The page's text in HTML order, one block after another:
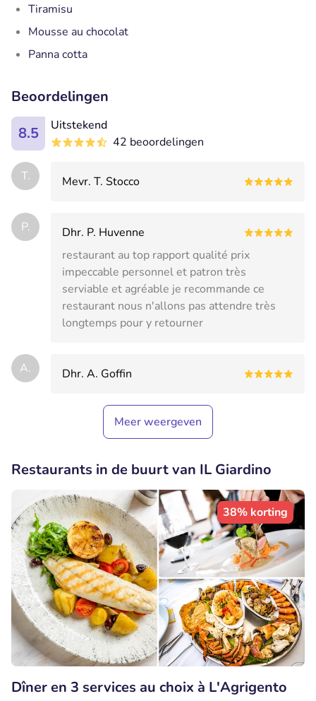
Tiramisu
Mousse au chocolat
Panna cotta
Beoordelingen
8.5
Uitstekend
42 beoordelingen
T. Mevr. T. Stocco
P.
Dhr. P. Huvenne
restaurant au top rapport qualité prix
impeccable personnel et patron très
serviable et agréable je recommande ce
restaurant nous n'allons pas attendre très
longtemps pour y retourner
A. Dhr. A. Goffin
Meer weergeven
Restaurants in de buurt van IL Giardino
38% korting
Dîner en 3 services au choix à L'Agrigento